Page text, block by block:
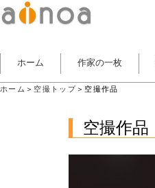
ホーム 作家の一枚
ホーム ＞ 空撮トップ＞空撮作品
空撮作品